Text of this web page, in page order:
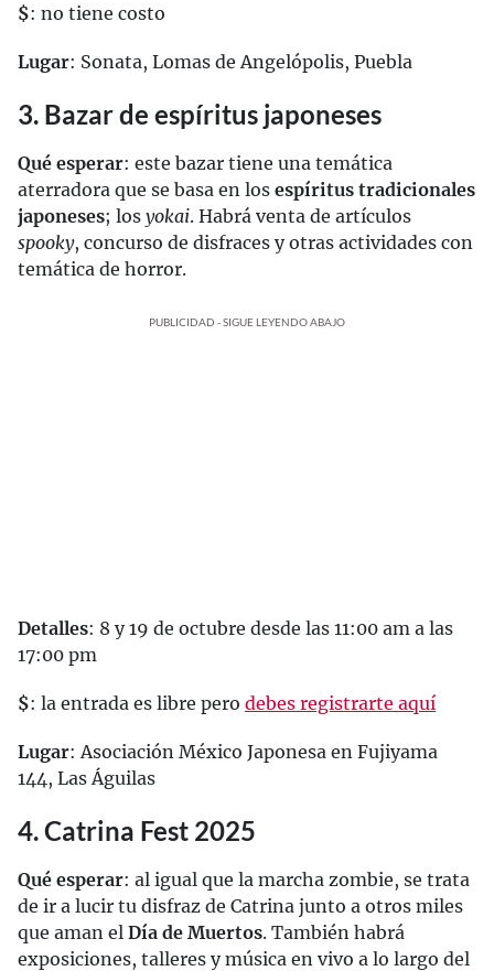
$: no tiene costo
Lugar: Sonata, Lomas de Angelópolis, Puebla
3. Bazar de espíritus japoneses
Qué esperar: este bazar tiene una temática
aterradora que se basa en los espíritus tradicionales
japoneses; los yokai. Habrá venta de artículos
spooky, concurso de disfraces y otras actividades con
temática de horror.
PUBLICIDAD - SIGUE LEYENDO ABAJO
Detalles: 8 y 19 de octubre desde las 11:00 am a las
17:00 pm
$: la entrada es libre pero debes registrarte aquí
Lugar: Asociación México Japonesa en Fujiyama
144, Las Águilas
4. Catrina Fest 2025
Qué esperar: al igual que la marcha zombie, se trata
de ir a lucir tu disfraz de Catrina junto a otros miles
que aman el Día de Muertos. También habrá
exposiciones, talleres y música en vivo a lo largo del